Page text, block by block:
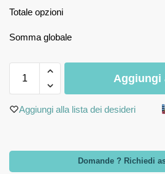
Totale opzioni
Somma globale
Aggiungi
Aggiungi alla lista dei desideri
Domande ? Richiedi